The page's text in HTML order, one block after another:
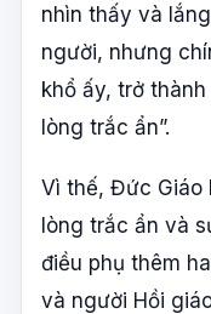
nhìn thấy và
người, nhưng
khổ ấy, trở
lòng trắc ẩn”.
Vì thế, Đức Giáo
lòng trắc ẩn và
điều phụ thêm
và người Hồi